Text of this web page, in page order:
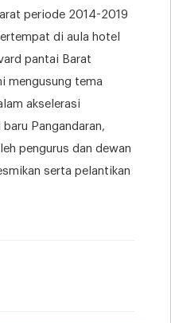
periode 2014-2019
di aula hotel
pantai Barat
mengusung tema
akselerasi
Pangandaran,
pengurus dan dewan
serta pelantikan